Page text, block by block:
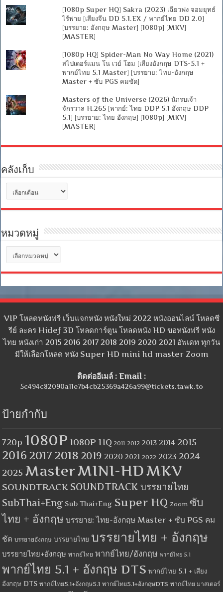
[1080p Super HQ] Sakra (2023) เฉียวฟง จอมยุทธ์
ไร้พ่าย [เสียงจีน DD 5.1.EX / พากย์ไทย DD 2.0]
[บรรยาย: อังกฤษ Master] [1080p] [MKV]
[MASTER]
[1080p HQ] Spider-Man No Way Home (2021)
สไปเดอร์แมน โน เวย์ โฮม [เสียงอังกฤษ DTS-5.1 +
พากย์ไทย 5.1 Master] [บรรยาย: ไทย-อังกฤษ
Master + ซับ PGS คมชัด]
Masters of the Universe (2026) นักรบเจ้า
จักรวาล H.265 [พากย์: ไทย DDP 5.1 อังกฤษ DDP
5.1] [บรรยาย: ไทย อังกฤษ] [1080p] [MKV]
[MASTER]
คลังเก็บ
เก็บ
หมวดหมู่
หมู่
VIP โหลดหนังฟรี เว็บแจกหนัง หนังใหม่ 2022 หนังออนไลน์ โหลดซี
รีย์ ละคร Hidef 3D โหลดการ์ตูน โหลดหนัง HD ขอหนังฟรี หนัง
ไทย หนังเก่า 2015 2016 2017 2018 2019 2020 2021 อัพเดท ทุกวัน
มีให้เลือกโหลด หนัง Super HD mini hd master Zoom
ติดต่ออีเมล์ : Email :
5c494c82090a11e7b4cb25369a426a99@tickets.tawk.to
ป้ายกำกับ
720p 1080P 1080P HQ 2011 2012 2013 2014 2015
2016 2017 2018 2019 2020 2021 2022 2023 2024
2025 MasterMINI-HDMKV
SOUNDTRACK SOUNDTRACK บรรยายไทย
SubThai+Eng Sub Thai+Eng Super HQ Zoom ซับ
ไทย + อังกฤษ บรรยาย: ไทย-อังกฤษ Master + ซับ PGS คม
ชัด บรรยายอังกฤษ บรรยายไทย บรรยายไทย + อังกฤษ
บรรยายไทย+อังกฤษ พากย์ไทย พากย์ไทย/อังกฤษ พากย์ไทย 5.1
พากย์ไทย 5.1 + อังกฤษ DTS พากย์ไทย 5.1 + เสียง
อังกฤษ DTS พากย์ไทย5.1+อังกฤษ5.1 พากย์ไทย5.1+อังกฤษDTS พากย์ไทย มาสเตอร์